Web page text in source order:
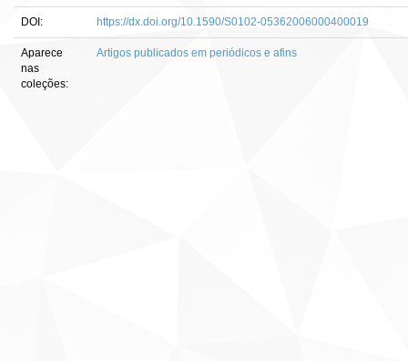
DOI: https://dx.doi.org/10.1590/S0102-05362006000400019
Aparece
nas
coleções:
Artigos publicados em periódicos e afins